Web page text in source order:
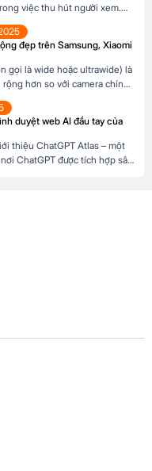
việc thu hút người xem.
lệnh (prompt) cho các
DALL·E hay Bing Image
đẹp trên Samsung, Xiaomi
gọi là wide hoặc ultrawide) là
hơn so với camera chính.
không gian rộng lớn và ấn
để thu trọn vẻ đẹp […]
duyệt web AI đầu tay của
thiệu ChatGPT Atlas – một
ChatGPT được tích hợp sâu